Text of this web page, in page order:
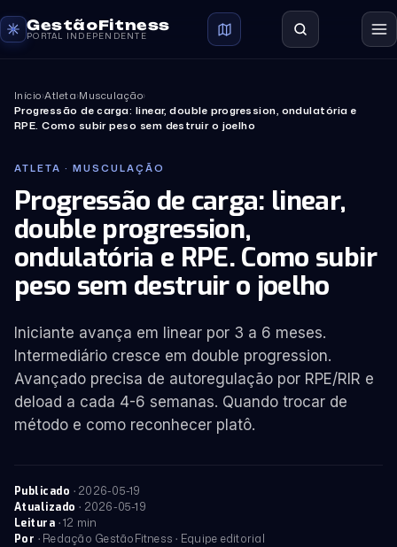
GestãoFitness
PORTAL INDEPENDENTE
Início›Atleta›Musculação›
Progressão de carga: linear, double progression, ondulatória e
RPE. Como subir peso sem destruir o joelho
ATLETA · MUSCULAÇÃO
Progressão de carga: linear,
double progression,
ondulatória e RPE. Como subir
peso sem destruir o joelho
Iniciante avança em linear por 3 a 6 meses.
Intermediário cresce em double progression.
Avançado precisa de autoregulação por RPE/RIR e
deload a cada 4-6 semanas. Quando trocar de
método e como reconhecer platô.
Publicado · 2026-05-19
Atualizado · 2026-05-19
Leitura · 12 min
Por · Redação GestãoFitness · Equipe editorial